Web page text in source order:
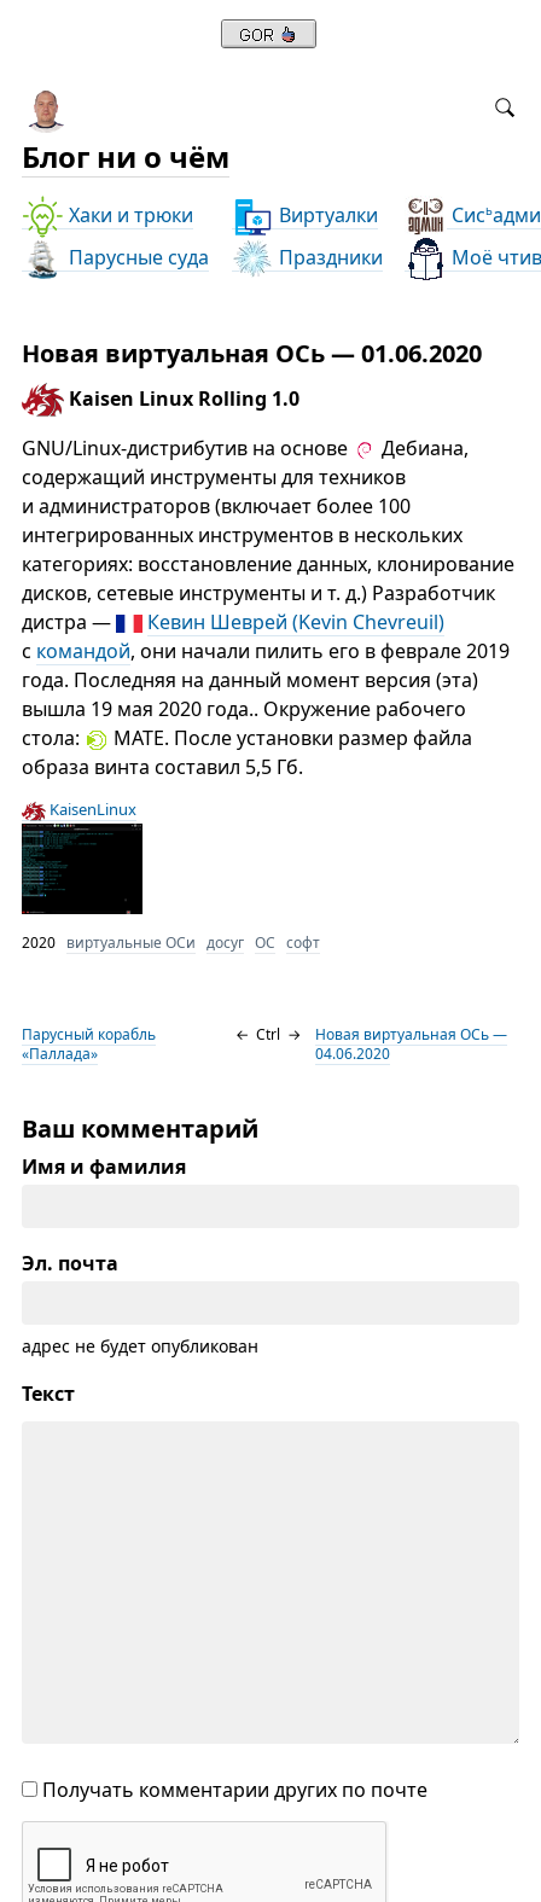
Блог ни о чём
Хаки и трюки Виртуалки Сись
Парусные суда
Праздники Моё
Новая виртуальная ОСь — 01.06.2020
Kaisen Linux Rolling 1.0
GNU/Linux-дистрибутив на основе
Дебиана,
содержащий инструменты для техников
и администраторов (включает более 100
интегрированных инструментов в нескольких
категориях: восстановление данных, клонирование
дисков, сетевые инструменты и т. д.) Разработчик
дистра —
Кевин Шеврей (Kevin Chevreuil)
с командой, они начали пилить его в феврале 2019
года. Последняя на данный момент версия (эта)
вышла 19 мая 2020 года.. Окружение рабочего
стола:
MATE. После установки размер файла
образа винта составил 5,5 Гб.
KaisenLinux
2020 виртуальные ОСи досуг ОС софт
Парусный корабль
«Паллада»
← Ctrl →
Новая виртуальная ОСь —
04.06.2020
Ваш комментарий
Имя и фамилия
Эл. почта
адрес не будет опубликован
Текст
Получать комментарии других по почте